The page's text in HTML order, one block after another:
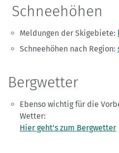
Schneehöhen
Meldungen der Skigebiete:
Schneehöhen nach Region:
Bergwetter
Ebenso wichtig für die
Wetter:
Hier geht's zum Bergwetter